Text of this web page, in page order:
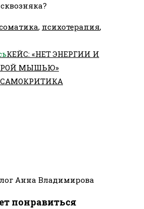
, психотерапия,
КЕЙС: «НЕТ ЭНЕРГИИ И
МЫШЬЮ»
САМОКРИТИКА
Анна Владимирова
понравиться